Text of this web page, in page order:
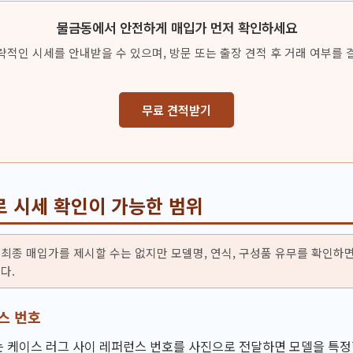
물금동에서 안전하게 매입가 먼저 확인하세요
적인 시세를 안내받을 수 있으며, 방문 또는 출장 견적 후 거래 여부를
무료 견적받기
시세 확인이 가능한 범위
종 매입가를 제시할 수는 없지만 모델명, 연식, 구성품 유무를 확인하
.
번호
케이스 러그 사이 레퍼런스 번호를 사진으로 전달하면 모델을 특